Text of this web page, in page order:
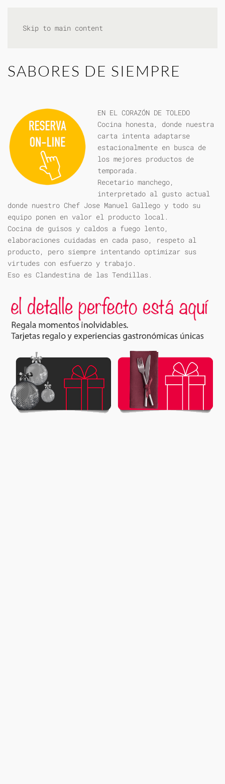
Skip to main content
SABORES DE SIEMPRE
EN EL CORAZÓN DE TOLEDO
Cocina honesta, donde nuestra
carta intenta adaptarse
estacionalmente en busca de
los mejores productos de
temporada.
Recetario manchego,
interpretado al gusto actual
donde nuestro Chef Jose Manuel Gallego y todo su
equipo ponen en valor el producto local.
Cocina de guisos y caldos a fuego lento,
elaboraciones cuidadas en cada paso, respeto al
producto, pero siempre intentando optimizar sus
virtudes con esfuerzo y trabajo.
Eso es Clandestina de las Tendillas.